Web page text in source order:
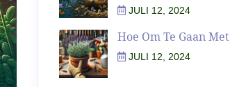
JULI 12, 2024
Hoe Om Te Gaan Met
JULI 12, 2024